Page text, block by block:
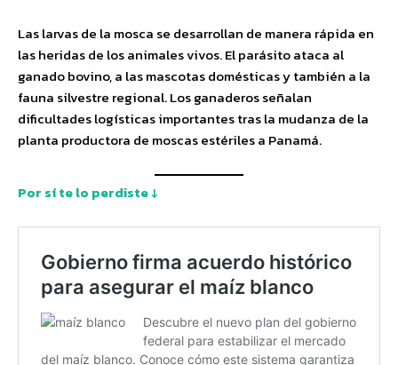
Las larvas de la mosca se desarrollan de manera rápida en
las heridas de los animales vivos. El parásito ataca al
ganado bovino, a las mascotas domésticas y también a la
fauna silvestre regional. Los ganaderos señalan
dificultades logísticas importantes tras la mudanza de la
planta productora de moscas estériles a Panamá.
Por sí te lo perdiste ↓